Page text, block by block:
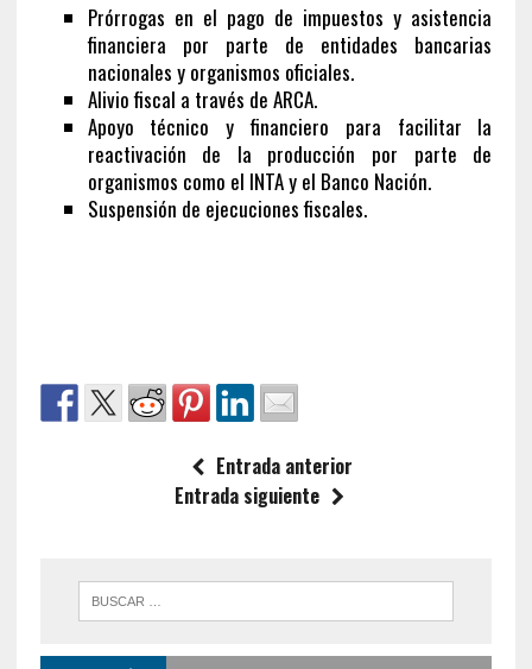
Prórrogas en el pago de impuestos y asistencia
financiera por parte de entidades bancarias
nacionales y organismos oficiales.
Alivio fiscal a través de ARCA.
Apoyo técnico y financiero para facilitar la
reactivación de la producción por parte de
organismos como el INTA y el Banco Nación.
Suspensión de ejecuciones fiscales.
Entrada anterior
Entrada siguiente